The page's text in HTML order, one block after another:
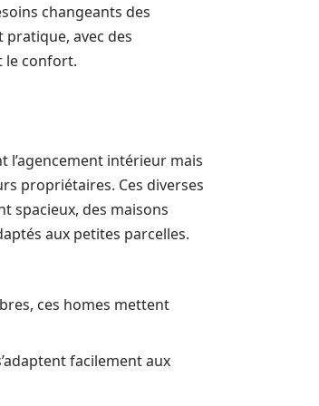
changeants des
avec des
le confort.
l’agencement intérieur mais
propriétaires. Ces diverses
spacieux, des maisons
aux petites parcelles.
ces homes mettent
facilement aux